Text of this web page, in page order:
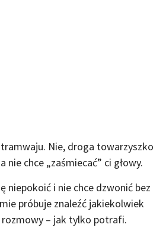
Nie, droga towarzyszko
chce „zaśmiecać” ci głowy.
niepokoić i nie chce dzwonić bez
próbuje znaleźć jakiekolwiek
rozmowy – jak tylko potrafi.